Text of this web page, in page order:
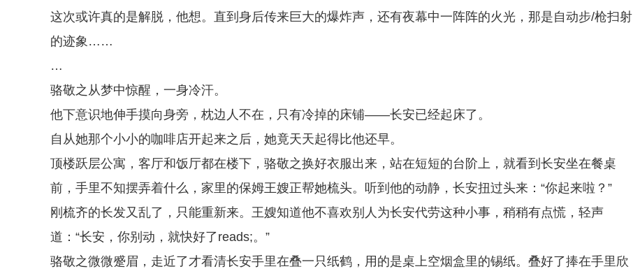
这次或许真的是解脱，他想。直到身后传来巨大的爆炸声，还有夜幕中一阵阵的火光，那是自动步/枪扫射
的迹象……
…
骆敬之从梦中惊醒，一身冷汗。
他下意识地伸手摸向身旁，枕边人不在，只有冷掉的床铺——长安已经起床了。
自从她那个小小的咖啡店开起来之后，她竟天天起得比他还早。
顶楼跃层公寓，客厅和饭厅都在楼下，骆敬之换好衣服出来，站在短短的台阶上，就看到长安坐在餐桌
前，手里不知摆弄着什么，家里的保姆王嫂正帮她梳头。听到他的动静，长安扭过头来：“你起来啦？”
刚梳齐的长发又乱了，只能重新来。王嫂知道他不喜欢别人为长安代劳这种小事，稍稍有点慌，轻声
道：“长安，你别动，就快好了reads;。”
骆敬之微微蹙眉，走近了才看清长安手里在叠一只纸鹤，用的是桌上空烟盒里的锡纸。叠好了捧在手里欣